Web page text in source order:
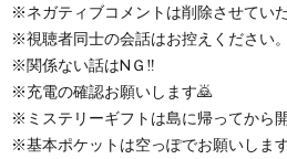
※ネガティブコメントは削除させていた
※視聴者同士の会話はお控えください。
※関係ない話はNＧ‼️
※充電の確認お願いします🙇
※ミステリーギフトは島に帰ってから開
※基本ポケットは空っぽでお願いします